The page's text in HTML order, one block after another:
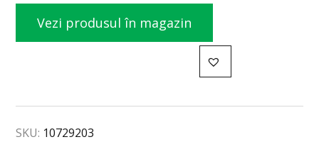
Vezi produsul în magazin
SKU: 10729203